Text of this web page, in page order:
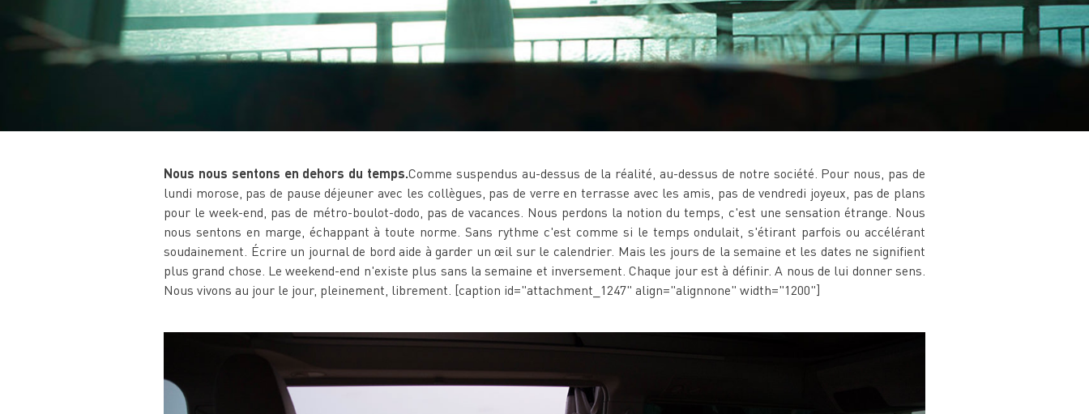
Nous nous sentons en dehors du temps.Comme suspendus au-dessus de la réalité, au-dessus de notre société. Pour nous, pas de
lundi morose, pas de pause déjeuner avec les collègues, pas de verre en terrasse avec les amis, pas de vendredi joyeux, pas de plans
pour le week-end, pas de métro-boulot-dodo, pas de vacances. Nous perdons la notion du temps, c'est une sensation étrange. Nous
nous sentons en marge, échappant à toute norme. Sans rythme c'est comme si le temps ondulait, s'étirant parfois ou accélérant
soudainement. Écrire un journal de bord aide à garder un œil sur le calendrier. Mais les jours de la semaine et les dates ne signifient
plus grand chose. Le weekend-end n'existe plus sans la semaine et inversement. Chaque jour est à définir. A nous de lui donner sens.
Nous vivons au jour le jour, pleinement, librement. [caption id="attachment_1247" align="alignnone" width="1200"]